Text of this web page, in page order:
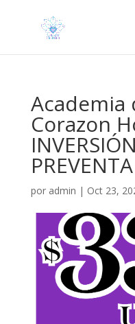
Academia
Corazon
por admin | Oct 23,